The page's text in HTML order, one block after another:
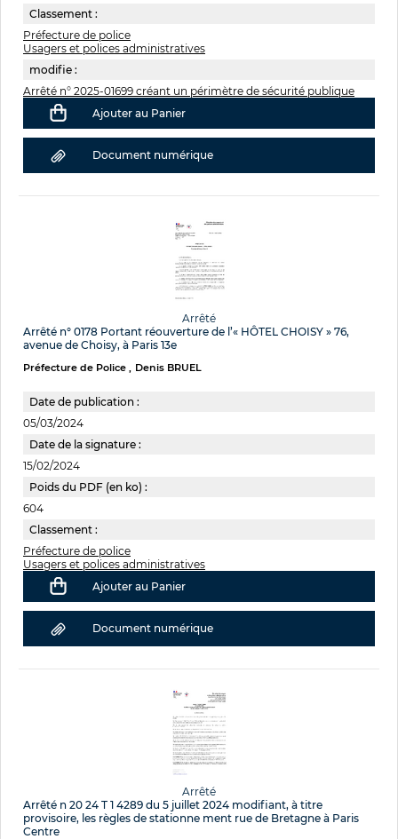
Classement :
Préfecture de police
Usagers et polices administratives
modifie :
Arrêté n° 2025-01699 créant un périmètre de sécurité publique
Ajouter au Panier
Document numérique
Arrêté
Arrêté n° 0178 Portant réouverture de l’« HÔTEL CHOISY » 76,
avenue de Choisy, à Paris 13e
Préfecture de Police Denis BRUEL
Date de publication :
05/03/2024
Date de la signature :
15/02/2024
Poids du PDF (en ko) :
604
Classement :
Préfecture de police
Usagers et polices administratives
Ajouter au Panier
Document numérique
Arrêté
Arrêté n 20 24 T 1 4289 du 5 juillet 2024 modifiant, à titre
provisoire, les règles de stationne ment rue de Bretagne à Paris
Centre